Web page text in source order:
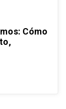
Cómo